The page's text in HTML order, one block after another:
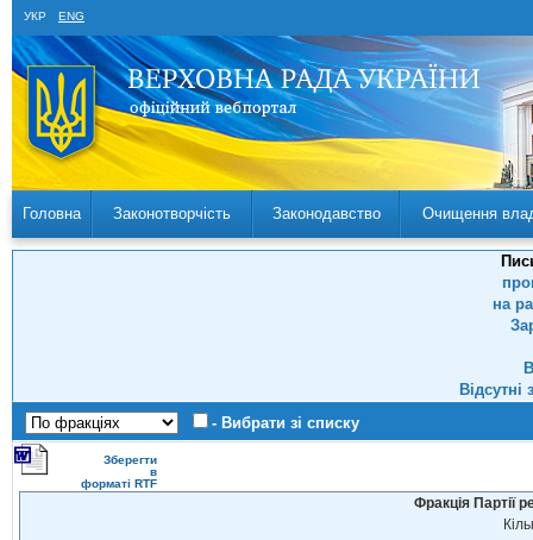
УКР ENG
Головна Законотворчість Законодавство Очищення
на
- Вибрати зі списку
Зберегти
в
форматі RTF
Фракція Партії